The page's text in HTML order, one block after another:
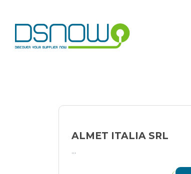
content
ALMET ITALIA SRL
...